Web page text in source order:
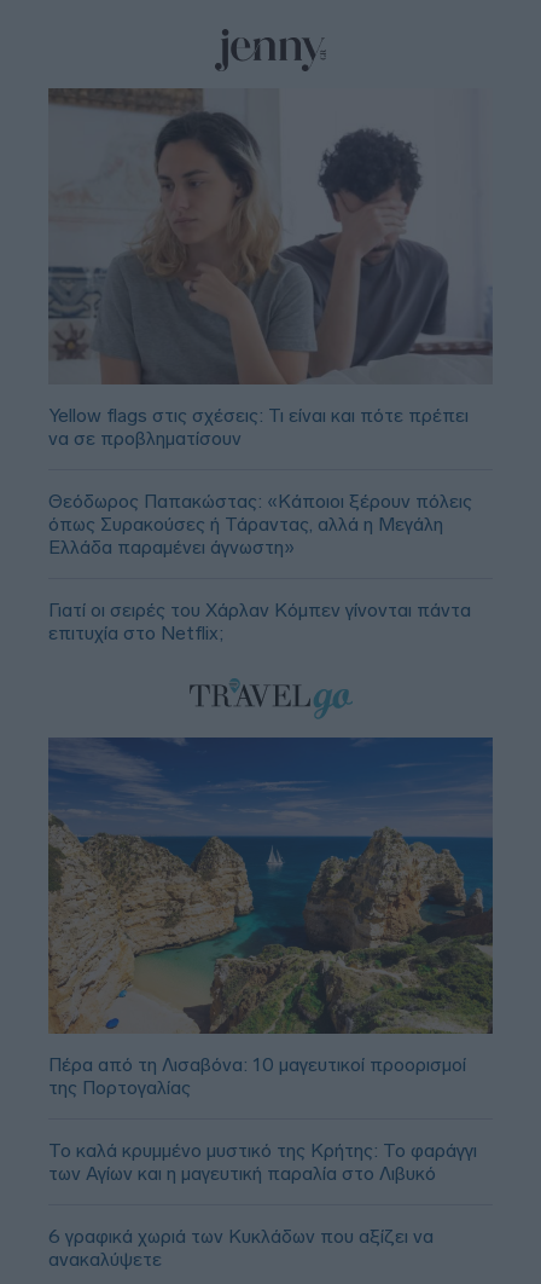
Yellow flags στις σχέσεις: Τι είναι και πότε πρέπει
να σε προβληματίσουν
Θεόδωρος Παπακώστας: «Κάποιοι ξέρουν πόλεις
όπως Συρακούσες ή Τάραντας, αλλά η Μεγάλη
Ελλάδα παραμένει άγνωστη»
Γιατί οι σειρές του Χάρλαν Κόμπεν γίνονται πάντα
επιτυχία στο Netflix;
Πέρα από τη Λισαβόνα: 10 μαγευτικοί προορισμοί
της Πορτογαλίας
Το καλά κρυμμένο μυστικό της Κρήτης: Το φαράγγι
των Αγίων και η μαγευτική παραλία στο Λιβυκό
6 γραφικά χωριά των Κυκλάδων που αξίζει να
ανακαλύψετε